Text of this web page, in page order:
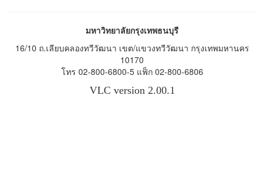
มหาวิทยาลัยกรุงเทพธนบุรี
16/10 ถ.เลียบคลองทวีวัฒนา เขต/แขวงทวีวัฒนา กรุงเทพมหานคร
10170
โทร 02-800-6800-5 แฟ็ก 02-800-6806
VLC version 2.00.1